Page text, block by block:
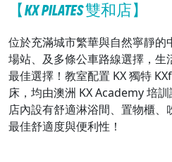
【KX PILATES 雙和店】
位於充滿城市繁華與自然寧靜
場站、及多條公車路線選擇，生
最佳選擇！教室配置 KX 獨特
床，均由澳洲 KX Academy 培訓
店內設有舒適淋浴間、置物櫃
最佳舒適度與便利性！